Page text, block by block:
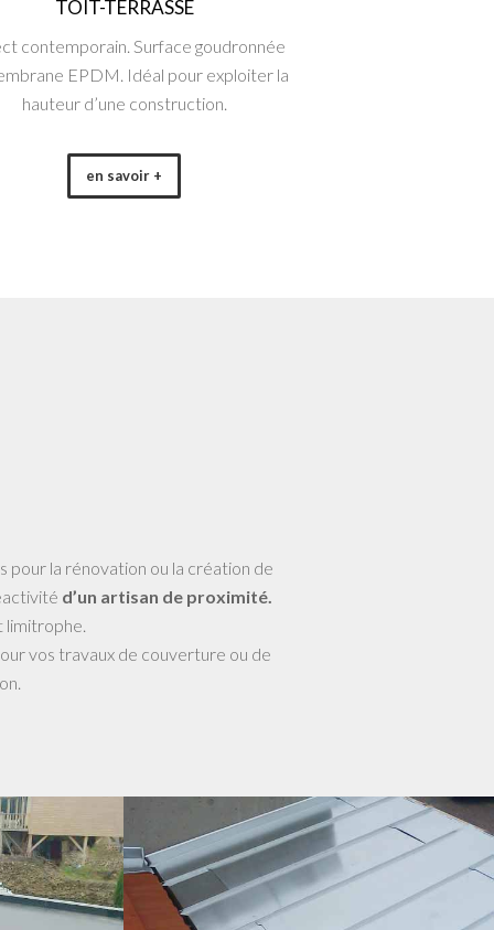
TOIT-TERRASSE
contemporain. Surface goudronnée
EPDM. Idéal pour exploiter la
hauteur d’une construction.
en savoir +
pour la rénovation ou la création de
d’un artisan de proximité.
limitrophe.
vos travaux de couverture ou de